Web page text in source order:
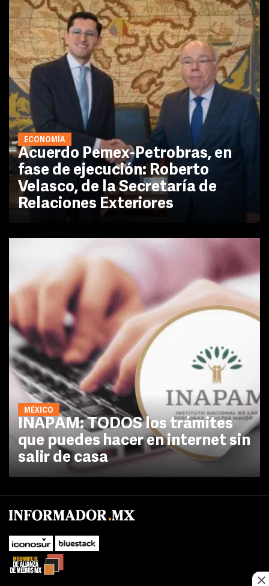
ECONOMÍA
Acuerdo Pemex-Petrobras, en
fase de ejecución: Roberto
Velasco, de la Secretaría de
Relaciones Exteriores
MÉXICO
INAPAM: TODOS los trámites
que puedes hacer en internet sin
salir de casa